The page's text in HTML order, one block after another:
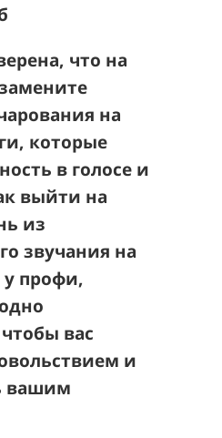
что на
на
которые
в голосе и
выйти на
из
звучания на
у профи,
вас
и
вашим